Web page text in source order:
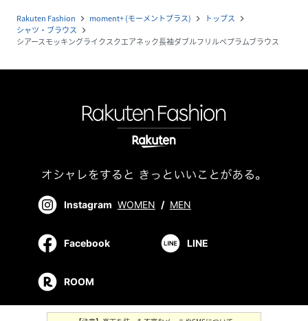
Rakuten Fashion navigate_next moment+ (モーメントプラス) navigate_next トップス navigate_next
シャツ・ブラウス navigate_next
シアースモッキングライクスクエアネック長袖ダブルフリルペプラムブラウス
Instagram WOMEN / MEN
Facebook LINE
ROOM